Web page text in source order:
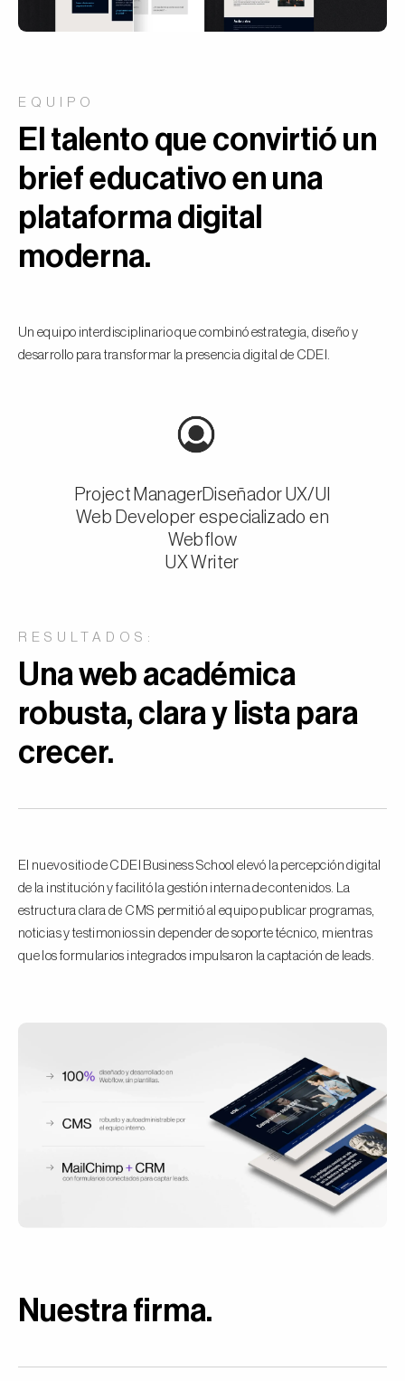
EQUIPO
El talento que convirtió un
brief educativo en una
plataforma digital
moderna.
Un equipo interdisciplinario que combinó estrategia, diseño y
desarrollo para transformar la presencia digital de CDEI.
Project Manager Diseñador UX/UI
Web Developer especializado en
Webflow
UX Writer
RESULTADOS:
Una web académica
robusta, clara y lista para
crecer.
El nuevo sitio de CDEI Business School elevó la percepción digital
de la institución y facilitó la gestión interna de contenidos. La
estructura clara de CMS permitió al equipo publicar programas,
noticias y testimonios sin depender de soporte técnico, mientras
que los formularios integrados impulsaron la captación de leads.
Nuestra firma.